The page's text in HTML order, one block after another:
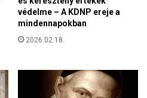
védelme – A KDNP ereje a
mindennapokban
2026.02.18.